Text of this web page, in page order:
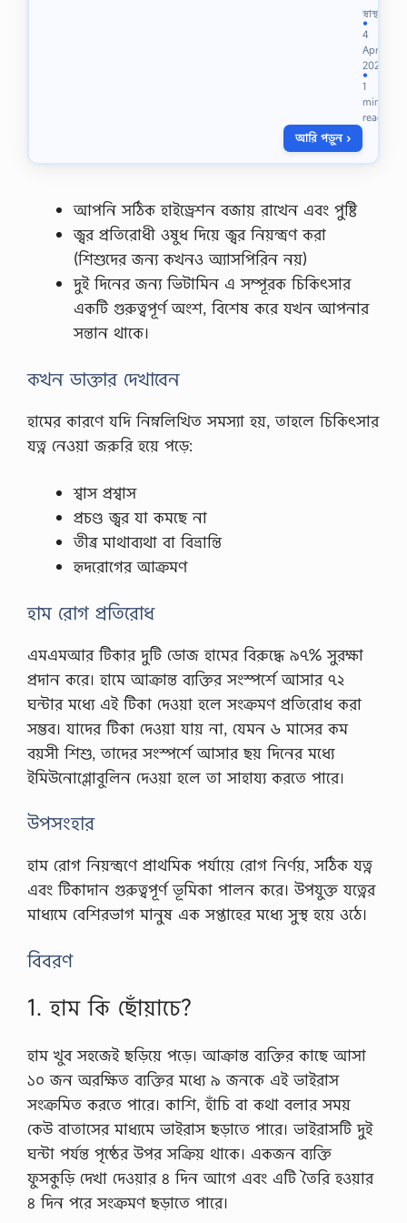
বে
স্ব
প্ন
দো
ষ
ব
ন্ধ
ক
ন্ধ
,
পা
স্বাস্থ্য
●
4
Apr
2024
●
1
min
read
আরি পড়ুন ›
আপনি সঠিক হাইড্রেশন বজায় রাখেন এবং পুষ্টি
জ্বর প্রতিরোধী ওষুধ দিয়ে জ্বর নিয়ন্ত্রণ করা
(শিশুদের জন্য কখনও অ্যাসপিরিন নয়)
দুই দিনের জন্য ভিটামিন এ সম্পূরক চিকিৎসার
একটি গুরুত্বপূর্ণ অংশ, বিশেষ করে যখন আপনার
সন্তান থাকে।
কখন ডাক্তার দেখাবেন
হামের কারণে যদি নিম্নলিখিত সমস্যা হয়, তাহলে চিকিৎসার
যত্ন নেওয়া জরুরি হয়ে পড়ে:
শ্বাস প্রশ্বাস
প্রচণ্ড জ্বর যা কমছে না
তীব্র মাথাব্যথা বা বিভ্রান্তি
হৃদরোগের আক্রমণ
হাম রোগ প্রতিরোধ
এমএমআর টিকার দুটি ডোজ হামের বিরুদ্ধে ৯৭% সুরক্ষা
প্রদান করে। হামে আক্রান্ত ব্যক্তির সংস্পর্শে আসার ৭২
ঘন্টার মধ্যে এই টিকা দেওয়া হলে সংক্রমণ প্রতিরোধ করা
সম্ভব। যাদের টিকা দেওয়া যায় না, যেমন ৬ মাসের কম
বয়সী শিশু, তাদের সংস্পর্শে আসার ছয় দিনের মধ্যে
ইমিউনোগ্লোবুলিন দেওয়া হলে তা সাহায্য করতে পারে।
উপসংহার
হাম রোগ নিয়ন্ত্রণে প্রাথমিক পর্যায়ে রোগ নির্ণয়, সঠিক যত্ন
এবং টিকাদান গুরুত্বপূর্ণ ভূমিকা পালন করে। উপযুক্ত যত্নের
মাধ্যমে বেশিরভাগ মানুষ এক সপ্তাহের মধ্যে সুস্থ হয়ে ওঠে।
বিবরণ
1. হাম কি ছোঁয়াচে?
হাম খুব সহজেই ছড়িয়ে পড়ে। আক্রান্ত ব্যক্তির কাছে আসা
১০ জন অরক্ষিত ব্যক্তির মধ্যে ৯ জনকে এই ভাইরাস
সংক্রমিত করতে পারে। কাশি, হাঁচি বা কথা বলার সময়
কেউ বাতাসের মাধ্যমে ভাইরাস ছড়াতে পারে। ভাইরাসটি দুই
ঘন্টা পর্যন্ত পৃষ্ঠের উপর সক্রিয় থাকে। একজন ব্যক্তি
ফুসকুড়ি দেখা দেওয়ার ৪ দিন আগে এবং এটি তৈরি হওয়ার
৪ দিন পরে সংক্রমণ ছড়াতে পারে।